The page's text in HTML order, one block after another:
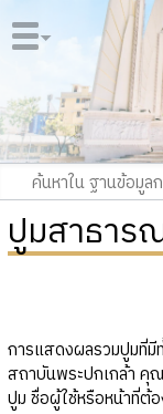
ปูมสาธาร
การแสดงผลรวมปูมที่มี
สถาบันพระปกเกล้า คุ
ปูม ชื่อผู้ใช้หรือหน้าที่ต้